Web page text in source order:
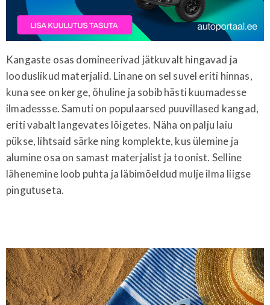
Kangaste osas domineerivad jätkuvalt hingavad ja
looduslikud materjalid. Linane on sel suvel eriti hinnas,
kuna see on kerge, õhuline ja sobib hästi kuumadesse
ilmadessse. Samuti on populaarsed puuvillased kangad,
eriti vabalt langevates lõigetes. Näha on palju laiu
pükse, lihtsaid särke ning komplekte, kus ülemine ja
alumine osa on samast materjalist ja toonist. Selline
lähenemine loob puhta ja läbimõeldud mulje ilma liigse
pingutuseta.